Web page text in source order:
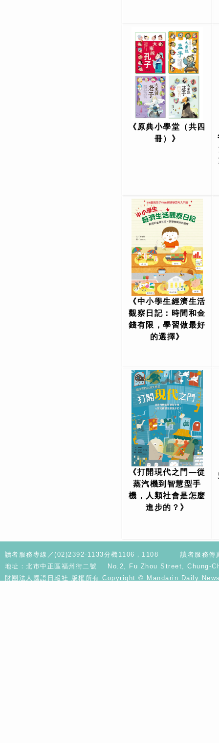
《原典小學堂（共四
冊）》
《中小學生經濟生活
觀察日記：時間和金
錢有限，學習做最好
的選擇》
《打開現代之門—從
蒸汽機到智慧型手
機，人類社會是怎麼
進步的？》
讀者服務專線／(02)2392-1133分機1106，1108
讀者服務
地址：北市中正區福州街二號 No.2, Fu Zhou Street, Chung-
財團法人國語日報社 版權所有 Copyright © Mandarin Daily